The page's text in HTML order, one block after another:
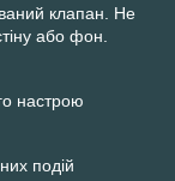
клапан. Не
або фон.
настрою
подій